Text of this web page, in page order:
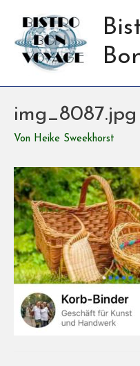
img_8087.jpg
Von Heike Sweekhorst